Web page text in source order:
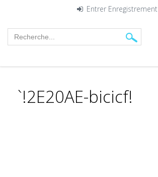
Entrer Enregistrement
`!2E20AE-bicicf!